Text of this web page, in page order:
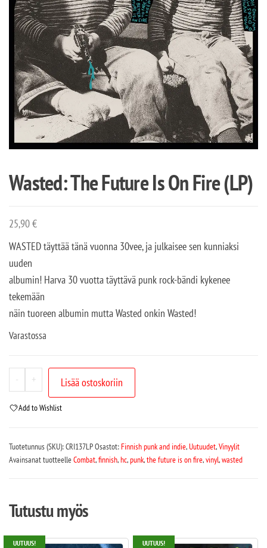
Wasted: The Future Is On Fire (LP)
25,90€
WASTED täyttää tänä vuonna 30vee, ja julkaisee sen kunniaksi
uuden
albumin! Harva 30 vuotta täyttävä punk rock-bändi kykenee
tekemään
näin tuoreen albumin mutta Wasted onkin Wasted!
Varastossa
- + Lisää ostoskoriin
Add to Wishlist
Tuotetunnus (SKU):CRI137LPOsastot:Finnish punk and indie,Uutuudet,Vinyylit
Avainsanat tuotteelleCombat,finnish,hc,punk,the future is on fire,vinyl,wasted
Tutustu myös
UUTUUS! UUTUUS!